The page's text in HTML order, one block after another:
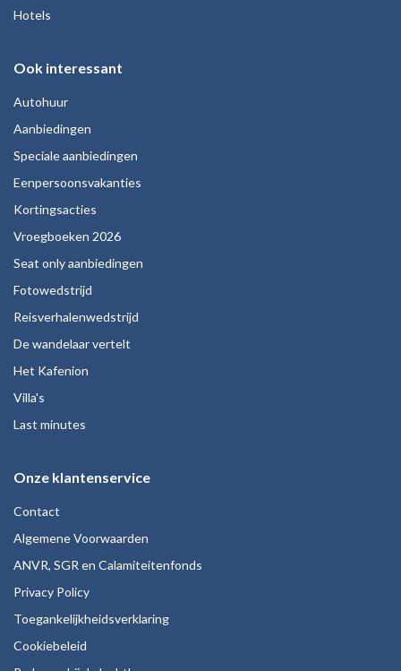
Hotels
Ook interessant
Autohuur
Aanbiedingen
Speciale aanbiedingen
Eenpersoonsvakanties
Kortingsacties
Vroegboeken 2026
Seat only aanbiedingen
Fotowedstrijd
Reisverhalenwedstrijd
De wandelaar vertelt
Het Kafenion
Villa's
Last minutes
Onze klantenservice
Contact
Algemene Voorwaarden
ANVR, SGR en Calamiteitenfonds
Privacy Policy
Toegankelijkheidsverklaring
Cookiebeleid